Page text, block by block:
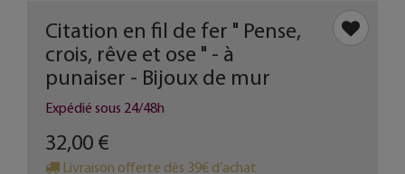
Citation en fil de fer " Pense,
crois, rêve et ose " - à
punaiser - Bijoux de mur
Expédié sous 24/48h
32,00 €
Livraison offerte dès 39€ d’achat